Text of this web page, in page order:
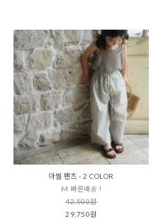
아벨 팬츠 - 2 COLOR
M 빠른배송 !
42,500원
29,750원